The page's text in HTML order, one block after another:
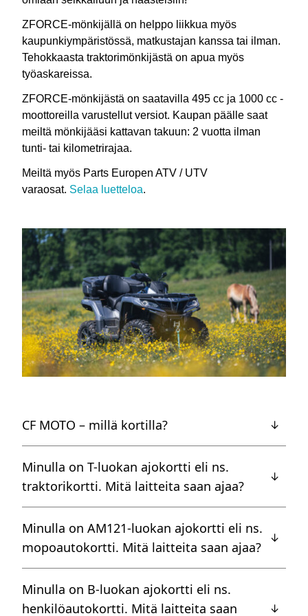
ZFORCE-mönkijällä on helppo liikkua myös
kaupunkiympäristössä, matkustajan kanssa tai ilman.
Tehokkaasta traktorimönkijästä on apua myös
työaskareissa.
ZFORCE-mönkijästä on saatavilla 495 cc ja 1000 cc -
moottoreilla varustellut versiot. Kaupan päälle saat
meiltä mönkijääsi kattavan takuun: 2 vuotta ilman
tunti- tai kilometrirajaa.
Meiltä myös Parts Europen ATV / UTV
varaosat. Selaa luetteloa.
CF MOTO – millä kortilla? ↓
450 ja 520 C Force mallit voidaan rekisteröidä T3a tai
Kaikki C Force mallit voidaan rekisteröidä T3b luokan
traktoreiksi.
T3a traktorimönkijöiden huippunopeus rajoitetaan
elektronisesti 40 km/h ja kuljettajalta vaaditaan T-
elektronisesti 60 km/h ja kuljettajalta vaaditaan
AM121-luokan ajokortti.
Minulla on T-luokan ajokortti eli ns.
traktorikortti. Mitä laitteita saan ajaa?
↓
C Force 450 tai 520 rekisteröitynä T3a traktoriksi.
Kaikki U Force ja Z Force mallit. Huippunopeus 60
km/h.
Minulla on AM121-luokan ajokortti eli ns.
mopoautokortti. Mitä laitteita saan ajaa?
↓
Kaikki C Force mallit rekisteröitynä T3b traktoriksi.
Minulla on B-luokan ajokortti eli ns.
henkilöautokortti. Mitä laitteita saan
↓